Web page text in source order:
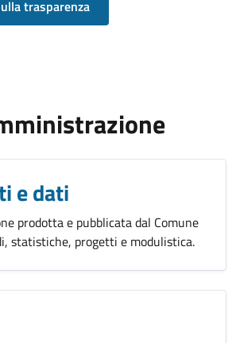
trasparenza
e dati
prodotta e pubblicata dal Comune
statistiche, progetti e modulistica.